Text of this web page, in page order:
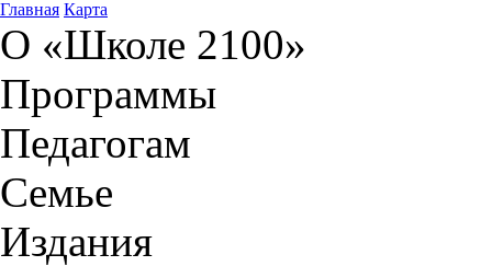
Главная Карта
О «Школе 2100»
Программы
Педагогам
Семье
Издания